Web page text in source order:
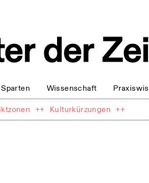
Sparten Wissenschaft
++ Kulturkürzungen ++